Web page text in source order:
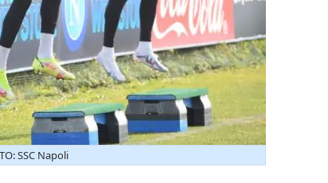
SSC Napoli